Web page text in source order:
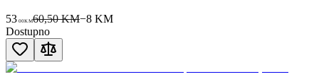
53 00KM60,50 KM−8KM
Dostupno